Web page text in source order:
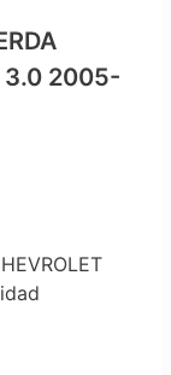
3.0 2005-